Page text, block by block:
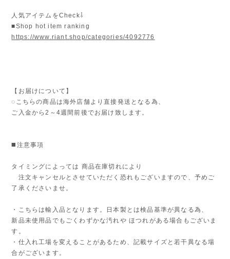
人気アイテムをCheck⇩
■Shop hot item ranking
https://www.riant.shop/categories/4092776
【お届けについて】
◌こちらの商品は海外店舗より直接発送となる為、
ご入金から2～4週間前後でお届け致します。
◼️注意事項
タイミングによっては 商品在庫切れにより
注文キャンセルとさせていただく恐れもございますので、予めご
了承くださいませ。
・こちらは輸入品となります。日本製とは検品基準が異なる為、
新品未使用品でもごくわずかな汚れや ほつれがある場合もございま
す。
・仕入れ工場を変えることがあるため、記載サイズと若干異なる場
合がございます。